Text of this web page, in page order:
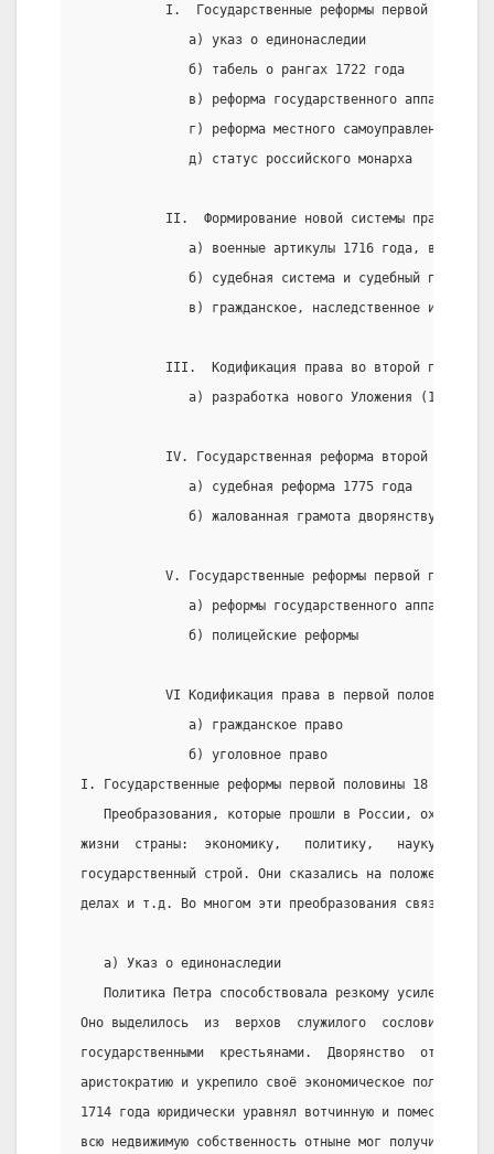
I.  Государственные реформы первой
              а) указ о единонаследии
              б) табель о рангах 1722 года
              в) реформа государственного аппарата
              г) реформа местного самоуправления
              д) статус российского монарха
II.  Формирование новой системы права в
а) военные артикулы 1716 года, виды
              б) судебная система и судебный процесс
в) гражданское, наследственное и
III.  Кодификация права во второй половине
              а) разработка нового Уложения (1754год)
IV. Государственная реформа второй
              а) судебная реформа 1775 года
              б) жалованная грамота дворянству
V. Государственные реформы первой половины
              а) реформы государственного аппарата
              б) полицейские реформы
VI Кодификация права в первой половине 19
              а) гражданское право
              б) уголовное право
I. Государственные реформы первой половины 18 века
Преобразования, которые прошли в России, охватили
жизни  страны:  экономику,   политику,   науку,
государственный строй. Они сказались на положении
делах и т.д. Во многом эти преобразования связаны с
   а) Указ о единонаследии
Политика Петра способствовала резкому усилению и
Оно выделилось  из  верхов  служилого  сословия,  а
государственными  крестьянами.  Дворянство
аристократию и укрепило своё экономическое
1714 года юридически уравнял вотчинную и поместную
всю недвижимую собственность отныне мог получить